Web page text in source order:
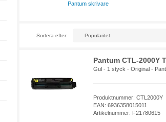
Pantum skrivare
Sortera efter:
Pantum CTL-2000Y
Gul - 1 styck - Original -
Produktnummer: CTL2000Y
EAN: 6936358015011
Artikelnummer: F21780615